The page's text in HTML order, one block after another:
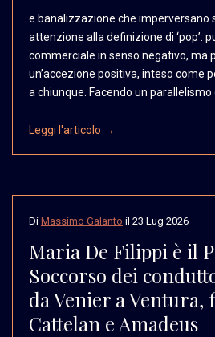
e banalizzazione che imperversano
attenzione alla definizione di ‘pop’:
commerciale in senso negativo, ma
un’accezione positiva, inteso come
a chiunque. Facendo un parallelismo
Leggi l'articolo →
Di Massimo Galanto il 23 Lug 2026
Maria De Filippi è il
Soccorso dei
da Venier a Ventura,
Cattelan e Amadeus